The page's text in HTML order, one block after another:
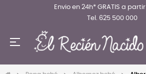
Envio en 24h* GRATIS a
Tel. 625 500 000
Navegación
☰